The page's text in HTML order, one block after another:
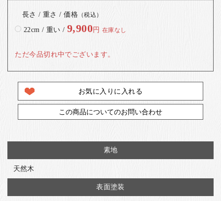
長さ / 重さ / 価格 （税込）
22cm / 重い /9,900円 在庫なし
ただ今品切れ中でございます。
お気に入りに入れる
この商品についてのお問い合わせ
素地
天然木
表面塗装